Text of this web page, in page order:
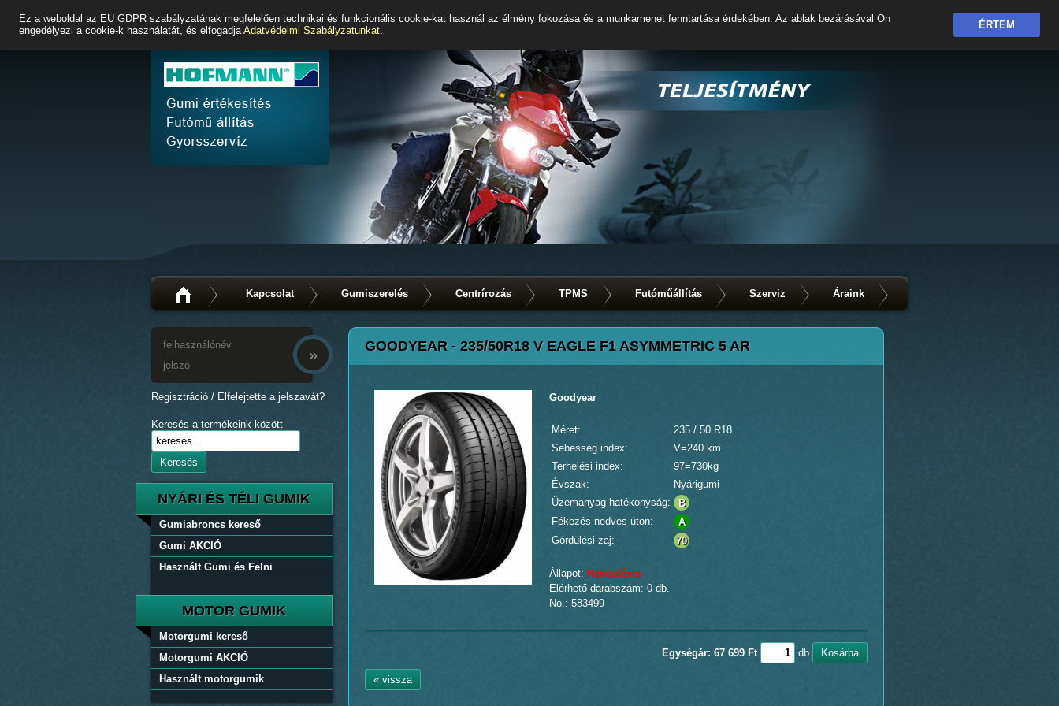
Kapcsolat Gumiszerelés Centrírozás TPMS Futóműállítás Szerviz Áraink
»
Regisztráció / Elfelejtette a jelszavát?
Keresés a termékeink között
Keresés
NYÁRI ÉS TÉLI GUMIK
Gumiabroncs kereső
Gumi AKCIÓ
Használt Gumi és Felni
MOTOR GUMIK
Motorgumi kereső
Motorgumi AKCIÓ
Használt motorgumik
GOODYEAR - 235/50R18 V EAGLE F1 ASYMMETRIC 5 AR
Goodyear
Méret:
235 / 50 R18
Sebesség index:
V=240 km
Terhelési index:
97=730kg
Évszak:
Nyárigumi
Üzemanyag-hatékonyság:
B
Fékezés nedves úton:
A
Gördülési zaj:
70
Állapot: Rendelésre
Elérhető darabszám: 0 db.
No.: 583499
Egységár: 67 699 Ft db Kosárba
« vissza
Ez a weboldal az EU GDPR szabályzatának megfelelően technikai és funkcionális cookie-kat használ az élmény fokozása és a munkamenet fenntartása érdekében. Az ablak bezárásával Ön
engedélyezi a cookie-k használatát, és elfogadjaAdatvédelmi Szabályzatunkat. ÉRTEM